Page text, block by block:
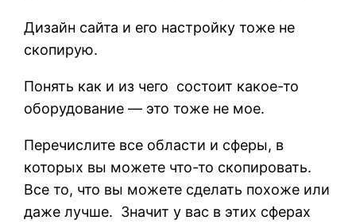
Дизайн сайта и его настройку тоже не
скопирую.
Понять как и из чего состоит какое-то
оборудование — это тоже не мое.
Перечислите все области и сферы, в
которых вы можете что-то скопировать.
Все то, что вы можете сделать похоже или
даже лучше. Значит у вас в этих сферах